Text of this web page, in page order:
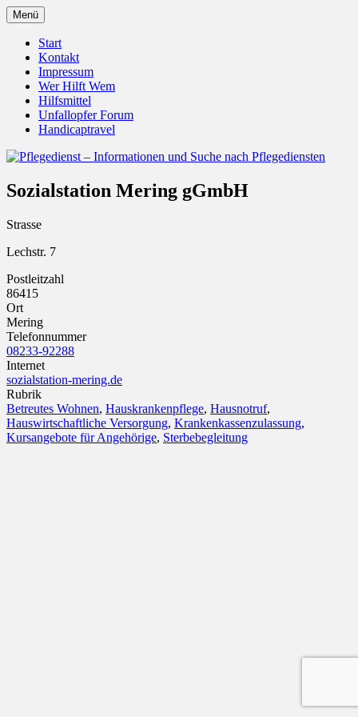
Zum
Inhalt
springen
Pflegedienst – Informationen
und Suche nach Pflegediensten
Unfallopfer – Hilfswerk
Menü
Start
Kontakt
Impressum
Wer Hilft Wem
Hilfsmittel
Unfallopfer Forum
Handicaptravel
Sozialstation Mering gGmbH
Strasse
Lechstr. 7
Postleitzahl
86415
Ort
Mering
Telefonnummer
08233-92288
Internet
sozialstation-mering.de
Rubrik
Betreutes Wohnen, Hauskrankenpflege, Hausnotruf,
Hauswirtschaftliche Versorgung, Krankenkassenzulassung,
Kursangebote für Angehörige, Sterbebegleitung